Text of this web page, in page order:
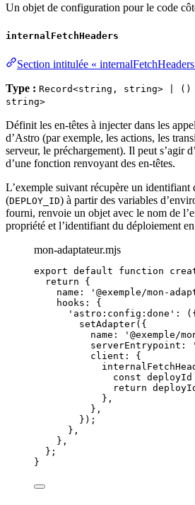
Un objet de configuration pour le code
internalFetchHeaders
Section intitulée «
Type : Record<string, string> | ()
string>
Définit les en-têtes à injecter dans les
d’Astro (par exemple, les actions, les
serveur, le préchargement). Il peut s’agir
d’une fonction renvoyant des en-têtes.
L’exemple suivant récupère un identifiant
(DEPLOY_ID) à partir des variables
fourni, renvoie un objet avec le nom de
propriété et l’identifiant du déploiement
mon-adaptateur.mjs
export default function
return {
name:
' @exemple/mon-
hooks: {
' astro:config:done ' : (
setAdapter({
name:
' @exemple/
serverEntrypoint:
'
client: {
const deployId
return
} ,
} ,
});
} ,
} ,
};
}